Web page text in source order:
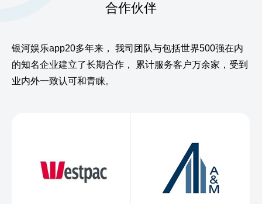
合作伙伴
银河娱乐app20多年来，
我司团队与包括世界500强在内
的知名企业建立了长期合作，
累计服务客户万余家，受到
业内外一致认可和青睐。